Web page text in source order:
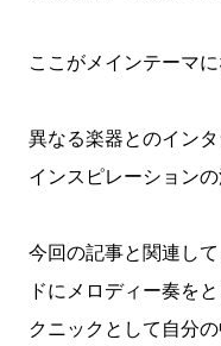
ここがメインテーマに
異なる楽器とのイン
インスピレーション
今回の記事と関連し
ドにメロディー奏を
クニックとして自分